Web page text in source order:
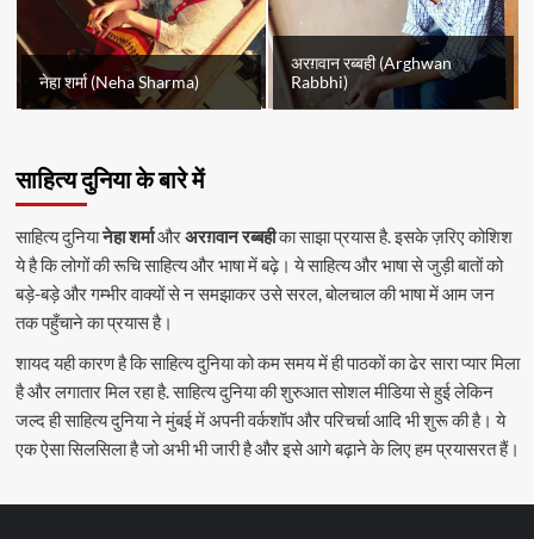
नेहा शर्मा (Neha Sharma)
अरग़वान रब्बही (Arghwan
Rabbhi)
साहित्य दुनिया के बारे में
साहित्य दुनियानेहा शर्माऔरअरग़वान रब्बहीका साझा प्रयास है. इसके ज़रिए कोशिश
ये है कि लोगों की रूचि साहित्य और भाषा में बढ़े। ये साहित्य और भाषा से जुड़ी बातों को
बड़े-बड़े और गम्भीर वाक्यों से न समझाकर उसे सरल, बोलचाल की भाषा में आम जन
तक पहुँचाने का प्रयास है।
शायद यही कारण है कि साहित्य दुनिया को कम समय में ही पाठकों का ढेर सारा प्यार मिला
है और लगातार मिल रहा है. साहित्य दुनिया की शुरुआत सोशल मीडिया से हुई लेकिन
जल्द ही साहित्य दुनिया ने मुंबई में अपनी वर्कशॉप और परिचर्चा आदि भी शुरू की है। ये
एक ऐसा सिलसिला है जो अभी भी जारी है और इसे आगे बढ़ाने के लिए हम प्रयासरत हैं।